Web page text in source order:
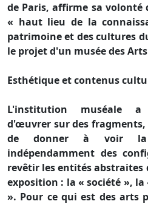
de Paris, affirme sa volonté
« haut lieu de la
patrimoine et des cultures
le projet d'un musée des
Esthétique et contenus
L'institution muséale a
d'œuvrer sur des fragments,
de donner à voir la
indépendamment des
revêtir les entités
exposition : la « société »,
». Pour ce qui est des arts